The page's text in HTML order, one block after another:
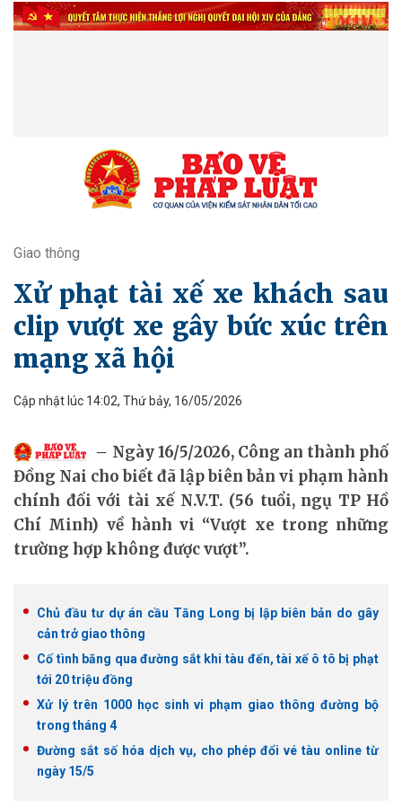
Giao thông
Xử phạt tài xế xe khách sau
clip vượt xe gây bức xúc trên
mạng xã hội
Cập nhật lúc 14:02, Thứ bảy, 16/05/2026
Ngày 16/5/2026, Công an thành phố
Đồng Nai cho biết đã lập biên bản vi phạm hành
chính đối với tài xế N.V.T. (56 tuổi, ngụ TP Hồ
Chí Minh) về hành vi “Vượt xe trong những
trường hợp không được vượt”.
Chủ đầu tư dự án cầu Tăng Long bị lập biên bản do gây
cản trở giao thông
Cố tình băng qua đường sắt khi tàu đến, tài xế ô tô bị phạt
tới 20 triệu đồng
Xử lý trên 1000 học sinh vi phạm giao thông đường bộ
trong tháng 4
Đường sắt số hóa dịch vụ, cho phép đổi vé tàu online từ
ngày 15/5